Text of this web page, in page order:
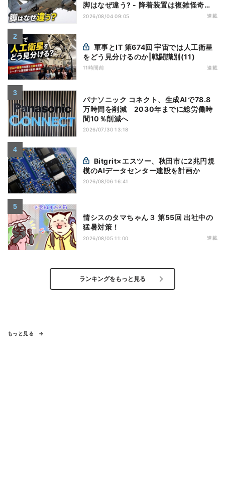
脚はなぜ違う? - 降着装置は複雑怪奇
(5)|軍用輸送機(10)
2026/08/04 09:05 連載
をどう見分けるのか|戦闘識別(11)
11時間前 連載
パナソニック コネクト、生成AIで78.8
万時間を削減 2030年までに総労働時
間10％削減へ
2026/07/30 13:18
模のAIデータセンター建設を計画か
2026/08/06 16:41
情シスのタマちゃん３ 第55回 出社中の
猛暑対策！
2026/08/05 11:00 連載
ランキングをもっと見る
もっと見る